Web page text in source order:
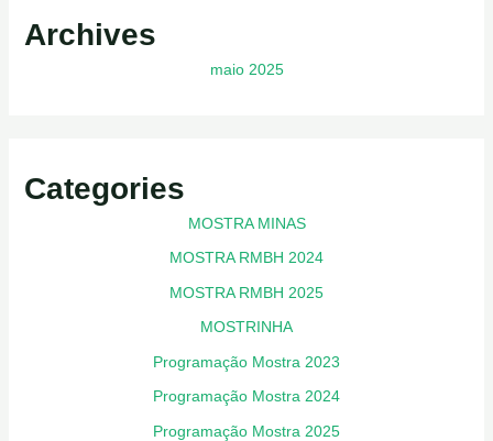
Archives
maio 2025
Categories
MOSTRA MINAS
MOSTRA RMBH 2024
MOSTRA RMBH 2025
MOSTRINHA
Programação Mostra 2023
Programação Mostra 2024
Programação Mostra 2025